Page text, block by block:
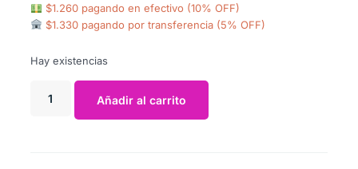
$1.260 pagando en efectivo (10% OFF)
$1.330 pagando por transferencia (5% OFF)
Hay existencias
Añadir al carrito